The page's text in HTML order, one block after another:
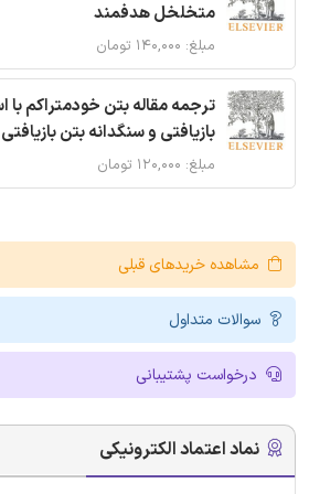
متخلخل هدفمند
مبلغ: ۱۴۰,۰۰۰ تومان
ترجمه مقاله بتن خودمتراکم با
بازیافتی و سنگدانه بتن بازیافتی
مبلغ: ۱۲۰,۰۰۰ تومان
مشاهده خریدهای قبلی
سوالات متداول
درخواست پشتیبانی
نماد اعتماد الکترونیکی